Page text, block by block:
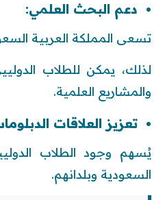
دعم البحث العلمي:
تسعى المملكة العربية
لذلك، يمكن للطلاب
والمشاريع العلمية.
تعزيز العلاقات
يُسهم وجود الطلاب
السعودية وبلدانهم.